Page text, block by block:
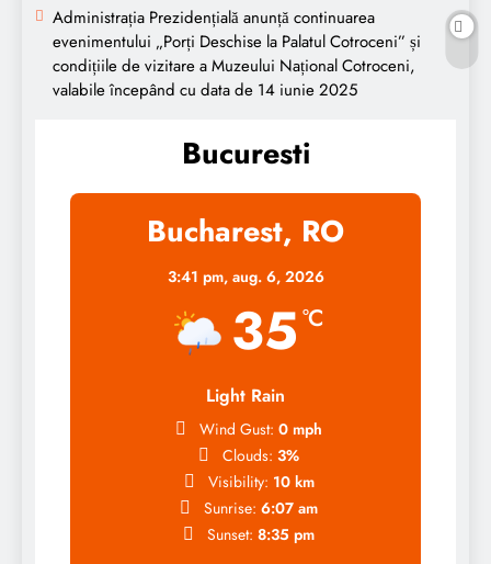
Administrația Prezidențială anunță continuarea
evenimentului „Porți Deschise la Palatul Cotroceni” și
condițiile de vizitare a Muzeului Național Cotroceni,
valabile începând cu data de 14 iunie 2025
Bucuresti
Bucharest, RO
3:41 pm, aug. 6, 2026
35 °C
Light Rain
Wind Gust: 0 mph
Clouds: 3%
Visibility: 10 km
Sunrise: 6:07 am
Sunset: 8:35 pm